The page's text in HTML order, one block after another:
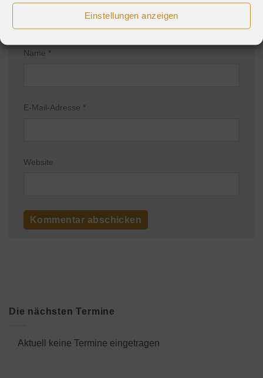
Einstellungen anzeigen
Name *
E-Mail-Adresse *
Website
Die nächsten Termine
Aktuell keine Termine eingetragen